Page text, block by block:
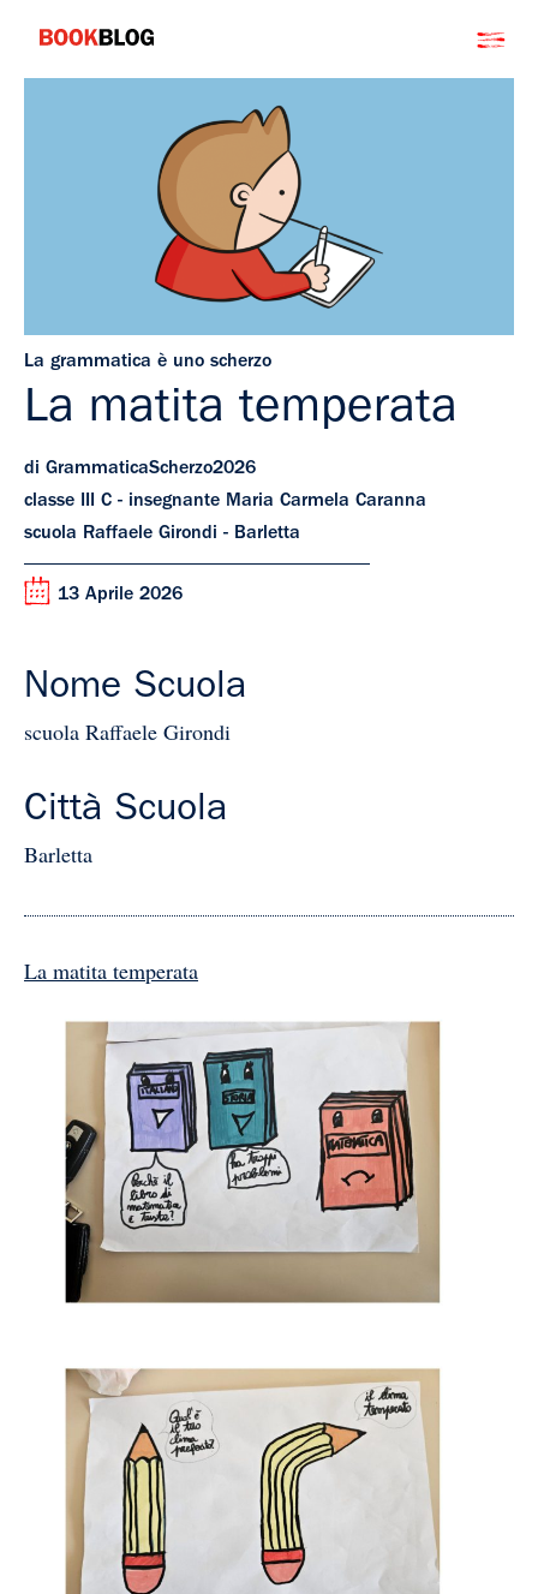
contenuto
Bookblog
La grammatica è uno scherzo
La matita temperata
di GrammaticaScherzo2026
classe III C - insegnante Maria Carmela Caranna
scuola Raffaele Girondi - Barletta
13 Aprile 2026
Nome Scuola
scuola Raffaele Girondi
Città Scuola
Barletta
La matita temperata